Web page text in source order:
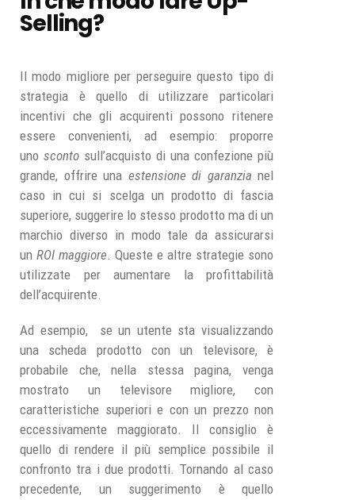
Selling?
Il modo migliore per perseguire questo tipo di
strategia è quello di utilizzare particolari
incentivi che gli acquirenti possono ritenere
essere convenienti, ad esempio: proporre
uno sconto sull’acquisto di una confezione più
grande, offrire una estensione di garanzia nel
caso in cui si scelga un prodotto di fascia
superiore, suggerire lo stesso prodotto ma di un
marchio diverso in modo tale da assicurarsi
un ROI maggiore. Queste e altre strategie sono
utilizzate per aumentare la profittabilità
dell’acquirente.
Ad esempio, se un utente sta visualizzando
una scheda prodotto con un televisore, è
probabile che, nella stessa pagina, venga
mostrato un televisore migliore, con
caratteristiche superiori e con un prezzo non
eccessivamente maggiorato. Il consiglio è
quello di rendere il più semplice possibile il
confronto tra i due prodotti. Tornando al caso
precedente, un suggerimento è quello